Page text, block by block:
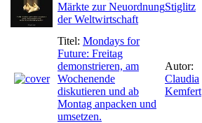
Märkte zur Neuordnung
der Weltwirtschaft
Stiglitz
Titel: Mondays for
Future: Freitag
demonstrieren, am
Wochenende
diskutieren und ab
Montag anpacken und
umsetzen.
Autor:
Claudia
Kemfert